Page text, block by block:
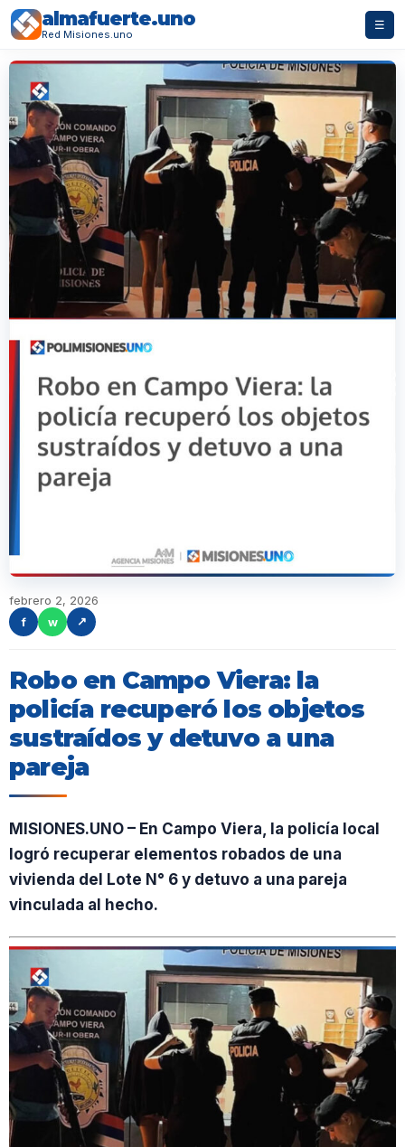
almafuerte.uno
Red Misiones.uno
☰
febrero 2, 2026
f
w ↗
Robo en Campo Viera: la
policía recuperó los objetos
sustraídos y detuvo a una
pareja
MISIONES.UNO – En Campo Viera, la policía local
logró recuperar elementos robados de una
vivienda del Lote N° 6 y detuvo a una pareja
vinculada al hecho.